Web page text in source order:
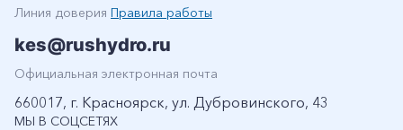
МЫ В СОЦСЕТЯХ
Линия доверия Правила работы
kes@rushydro.ru
Официальная электронная почта
660017, г. Красноярск, ул. Дубровинского, 43